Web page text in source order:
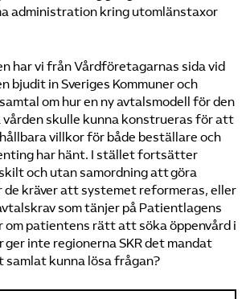
administration kring utomlänstaxor
har vi från Vårdföretagarnas sida vid
bjudit in Sveriges Kommuner och
om hur en ny avtalsmodell för den
skulle kunna konstrueras för att
villkor för både beställare och
har hänt. I stället fortsätter
och utan samordning att göra
de kräver att systemet reformeras, eller
som tänjer på Patientlagens
om patientens rätt att söka öppenvård i
ger inte regionerna SKR det mandat
samlat kunna lösa frågan?